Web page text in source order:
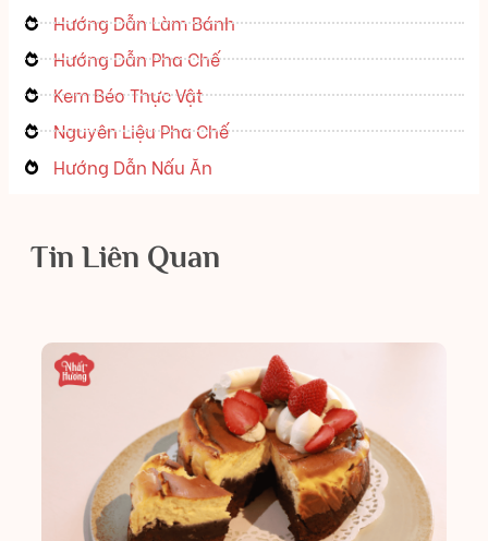
Hướng Dẫn Làm Bánh
Hướng Dẫn Pha Chế
Kem Béo Thực Vật
Nguyên Liệu Pha Chế
Hướng Dẫn Nấu Ăn
Tin Liên Quan